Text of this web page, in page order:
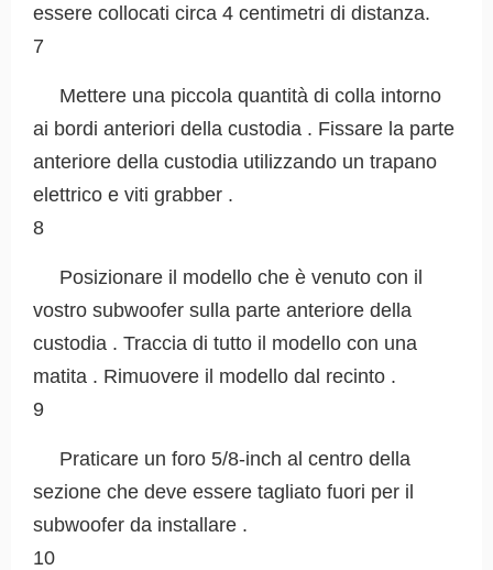
essere collocati circa 4 centimetri di distanza.
7
Mettere una piccola quantità di colla intorno
ai bordi anteriori della custodia . Fissare la parte
anteriore della custodia utilizzando un trapano
elettrico e viti grabber .
8
Posizionare il modello che è venuto con il
vostro subwoofer sulla parte anteriore della
custodia . Traccia di tutto il modello con una
matita . Rimuovere il modello dal recinto .
9
Praticare un foro 5/8-inch al centro della
sezione che deve essere tagliato fuori per il
subwoofer da installare .
10